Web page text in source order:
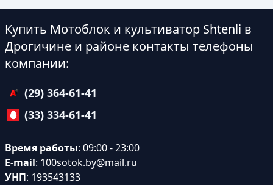
Купить Мотоблок и культиватор Shtenli в
Дрогичине и районе контакты телефоны
компании:
(29) 364-61-41
(33) 334-61-41
Время работы: 09:00 - 23:00
E-mail: 100sotok.by@mail.ru
УНП: 193543133